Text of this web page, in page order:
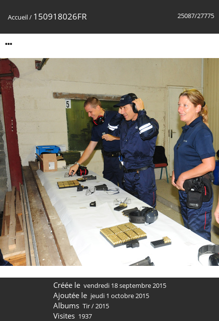
25087/27775
Accueil/ 150918026FR
Créée le vendredi 18 septembre 2015
Ajoutée le jeudi 1 octobre 2015
Albums Tir/2015
Visites 1937